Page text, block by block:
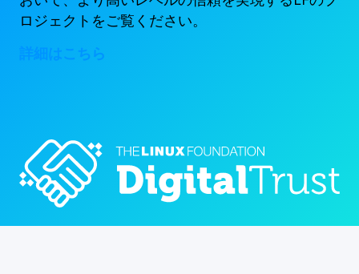
ロジェクトをご覧ください。
詳細はこちら